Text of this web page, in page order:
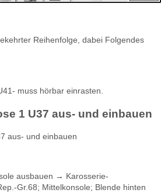
Reihenfolge, dabei Folgendes
muss hörbar einrasten.
1 U37 aus- und einbauen
aus- und einbauen
ausbauen → Karosserie-
Gr.68; Mittelkonsole; Blende hinten